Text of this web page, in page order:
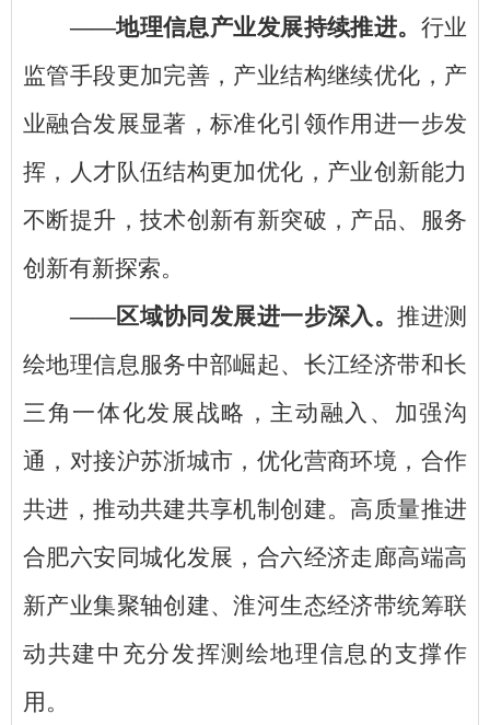
——地理信息产业发展持续推进。 行业
监管手段更加完善，产业结构继续优化，产
业融合发展显著，标准化引领作用进一步发
挥，人才队伍结构更加优化，产业创新能力
不断提升，技术创新有新突破，产品、服务
创新有新探索。
——区域协同发展进一步深入。推进测
绘地理信息服务中部崛起、长江经济带和长
三角一体化发展战略，主动融入、加强沟
通，对接沪苏浙城市，优化营商环境，合作
共进，推动共建共享机制创建。高质量推进
合肥六安同城化发展，合六经济走廊高端高
新产业集聚轴创建、淮河生态经济带统筹联
动共建中充分发挥测绘地理信息的支撑作
用。